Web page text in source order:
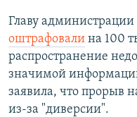
Главу
оштрафовали на 100
распространение
значимой
заявила, что прорыв
из-за "диверсии".